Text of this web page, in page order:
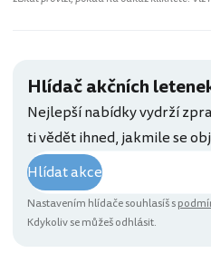
Hlídač akčních
Nejlepší nabídky vydrží
ti vědět ihned, jakmile se
Hlídat akce
Nastavením hlídače souhlasíš s
Kdykoliv se můžeš odhlásit.